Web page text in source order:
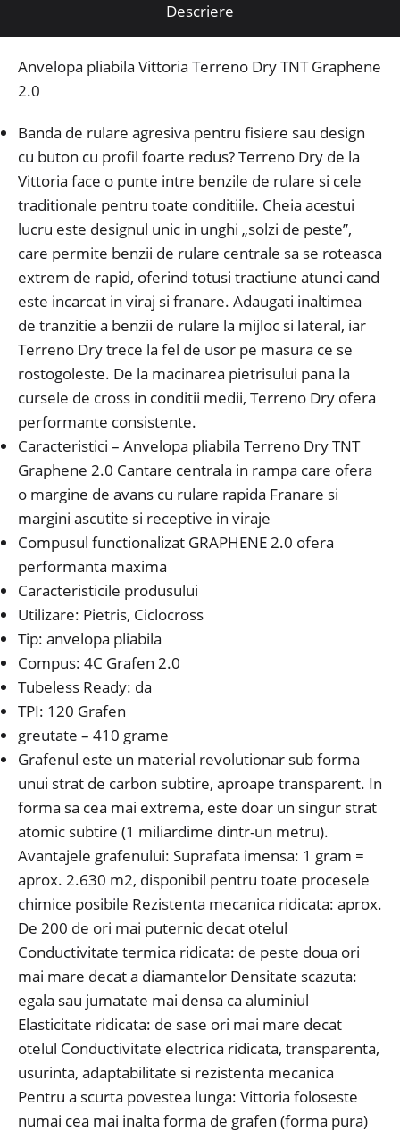
Descriere
Anvelopa pliabila Vittoria Terreno Dry TNT Graphene
2.0
Banda de rulare agresiva pentru fisiere sau design
cu buton cu profil foarte redus? Terreno Dry de la
Vittoria face o punte intre benzile de rulare si cele
traditionale pentru toate conditiile. Cheia acestui
lucru este designul unic in unghi „solzi de peste”,
care permite benzii de rulare centrale sa se roteasca
extrem de rapid, oferind totusi tractiune atunci cand
este incarcat in viraj si franare. Adaugati inaltimea
de tranzitie a benzii de rulare la mijloc si lateral, iar
Terreno Dry trece la fel de usor pe masura ce se
rostogoleste. De la macinarea pietrisului pana la
cursele de cross in conditii medii, Terreno Dry ofera
performante consistente.
Caracteristici – Anvelopa pliabila Terreno Dry TNT
Graphene 2.0 Cantare centrala in rampa care ofera
o margine de avans cu rulare rapida Franare si
margini ascutite si receptive in viraje
Compusul functionalizat GRAPHENE 2.0 ofera
performanta maxima
Caracteristicile produsului
Utilizare: Pietris, Ciclocross
Tip: anvelopa pliabila
Compus: 4C Grafen 2.0
Tubeless Ready: da
TPI: 120 Grafen
greutate – 410 grame
Grafenul este un material revolutionar sub forma
unui strat de carbon subtire, aproape transparent. In
forma sa cea mai extrema, este doar un singur strat
atomic subtire (1 miliardime dintr-un metru).
Avantajele grafenului: Suprafata imensa: 1 gram =
aprox. 2.630 m2, disponibil pentru toate procesele
chimice posibile Rezistenta mecanica ridicata: aprox.
De 200 de ori mai puternic decat otelul
Conductivitate termica ridicata: de peste doua ori
mai mare decat a diamantelor Densitate scazuta:
egala sau jumatate mai densa ca aluminiul
Elasticitate ridicata: de sase ori mai mare decat
otelul Conductivitate electrica ridicata, transparenta,
usurinta, adaptabilitate si rezistenta mecanica
Pentru a scurta povestea lunga: Vittoria foloseste
numai cea mai inalta forma de grafen (forma pura)